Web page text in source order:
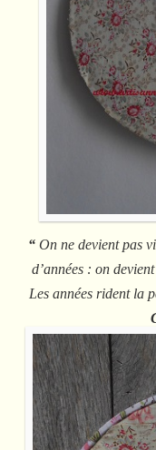
“ On ne devient pas
d’années : on
Les années rident la